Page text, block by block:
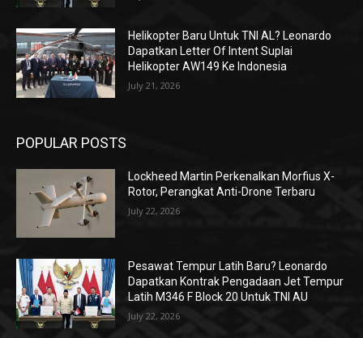
Helikopter Baru Untuk TNI AL? Leonardo
Dapatkan Letter Of Intent Suplai
Helikopter AW149 Ke Indonesia
July 21, 2026
POPULAR POSTS
Lockheed Martin Perkenalkan Morfius X-
Rotor, Perangkat Anti-Drone Terbaru
July 22, 2026
Pesawat Tempur Latih Baru? Leonardo
Dapatkan Kontrak Pengadaan Jet Tempur
Latih M346 F Block 20 Untuk TNI AU
July 22, 2026